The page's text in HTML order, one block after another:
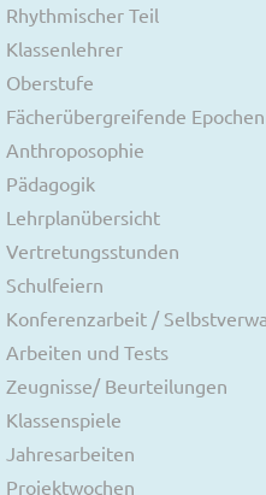
Rhythmischer Teil
Klassenlehrer
Oberstufe
Fächerübergreifende Epochen
Anthroposophie
Pädagogik
Lehrplanübersicht
Vertretungsstunden
Schulfeiern
Konferenzarbeit /
Arbeiten und Tests
Zeugnisse/ Beurteilungen
Klassenspiele
Jahresarbeiten
Projektwochen